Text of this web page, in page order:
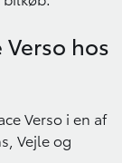
hos
Verso i en af
Vejleog